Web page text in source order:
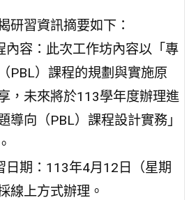
研習資訊摘要如下：
內容：此次工作坊內容以「專
PBL）課程的規劃與實施原
，未來將於113學年度辦理進
導向（PBL）課程設計實務」
日期：113年4月12日（星期
線上方式辦理。